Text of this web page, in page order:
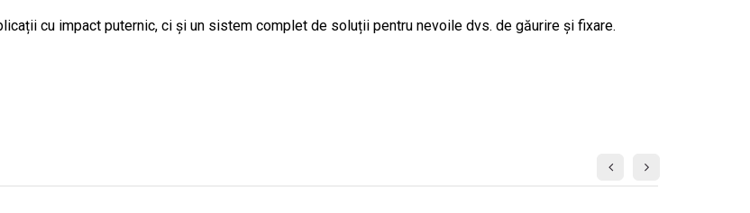
cu impact puternic, ci și un sistem complet de soluții pentru nevoile dvs. de găurire și fixare.